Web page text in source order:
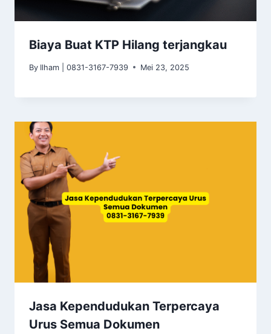
Biaya Buat KTP Hilang terjangkau
By Ilham | 0831-3167-7939 Mei 23, 2025
Jasa Kependudukan Terpercaya
Urus Semua Dokumen